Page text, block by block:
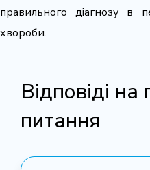
правильного діагнозу в
хвороби.
Відповіді
питання